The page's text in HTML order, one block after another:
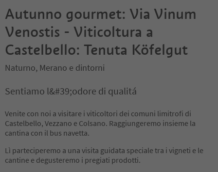
Autunno gourmet: Via Vinum
Venostis - Viticoltura a
Castelbello: Tenuta Köfelgut
Naturno, Merano e dintorni
Sentiamo l&#39;odore di qualitá
Venite con noi a visitare i viticoltori dei comuni limitrofi di
Castelbello, Vezzano e Colsano. Raggiungeremo insieme la
cantina con il bus navetta.
Lì parteciperemo a una visita guidata speciale tra i vigneti e le
cantine e degusteremo i pregiati prodotti.